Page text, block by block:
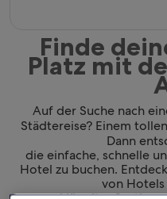
Finde
Platz mit
Auf der Suche nach
Städtereise? Einem
Dann
die einfache, schnelle
Hotel zu buchen.
von